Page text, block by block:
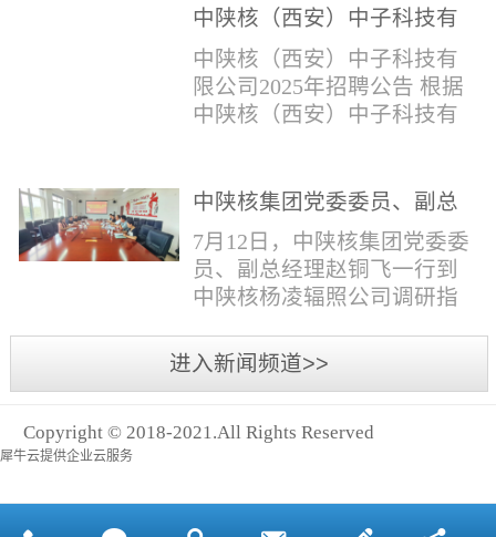
登记表》(见附件2）并如实
填写。并将《应聘人员登记
表》和本人学历学位证书和
相关证件扫描件发送至报名
本科西安石油大学测控技术
月本科西安石油大学通信工
程社招3王小明男1981年11月
本科西安石油大学测控技术
子工程社招5何晔女1979年10
月本科西安财经学院工商管
理社招6张柳怡女1998...
中陕核（西安）中子科技有
限公司2025年招聘公告
中陕核（西安）中子科技有
限公司2025年招聘公告 根据
中陕核（西安）中子科技有
如下：一、招聘岗位及人数
见附件1二、招聘范围（1）
社会招聘：面向社会招聘。
（2）应届生招聘：国家计划
内统一招收的全日制院校应
届毕业生，重点院校应届毕
业生优先；回国一年内取得
国家教育部出具的学历（学
三、招聘流程（一）个人报
中陕核集团党委委员、副总
经理赵铜飞一行到中陕核杨
凌辐照公司调研指导工作
7月12日，中陕核集团党委委
员、副总经理赵铜飞一行到
中陕核杨凌辐照公司调研指
息部部长赵磊，中陕核核盛
公司执行董事张鹏，核盛公
执行董事李奎等陪同调研。
进入新闻频道>>
Copyright © 2018-2021.All Rights Reserved
犀牛云提供企业云服务